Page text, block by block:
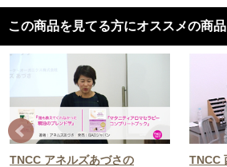
この商品を見てる方にオススメの商品
TNCC アネルズあづさの
TNCC